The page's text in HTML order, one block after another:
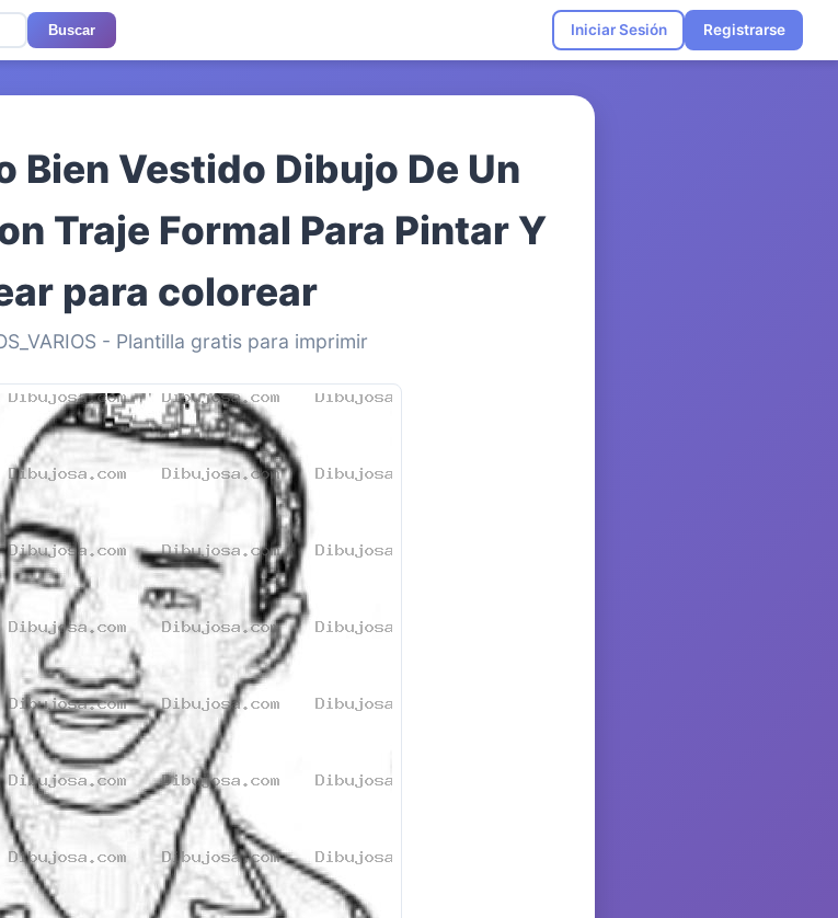
Buscar Iniciar Sesión Registrarse
Bien Vestido Dibujo De Un
Traje Formal Para Pintar Y
para colorear
- Plantilla gratis para imprimir